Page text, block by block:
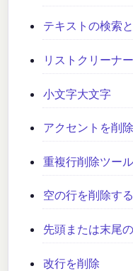
テキストの検索
リストクリーナー
小文字大文字
アクセントを削除
重複行削除ツール
空の行を削除する
先頭または末尾
改行を削除